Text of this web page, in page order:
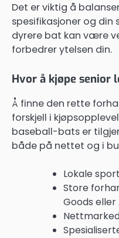
Det er viktig å
spesifikasjoner og din
dyrere bat kan være
forbedrer ytelsen din.
Hvor å kjøpe senior
Å finne den rette
forskjell i
baseball-bats er
både på nettet og i
Lokale
Store
Goods